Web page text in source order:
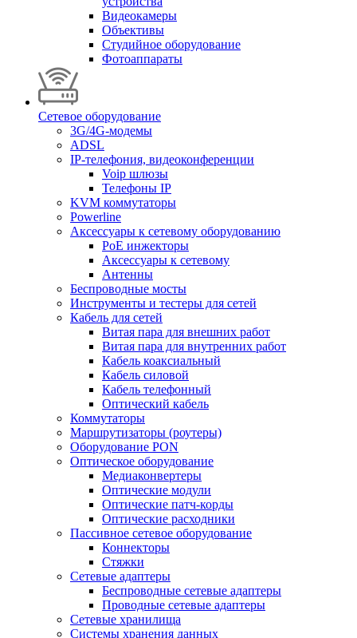
Видеокамеры
Объективы
Студийное оборудование
Фотоаппараты
Сетевое оборудование
3G/4G-модемы
ADSL
IP-телефония, видеоконференции
Voip шлюзы
Телефоны IP
KVM коммутаторы
Powerline
Аксессуары к сетевому оборудованию
PoE инжекторы
Аксессуары к сетевому
Антенны
Беспроводные мосты
Инструменты и тестеры для сетей
Кабель для сетей
Витая пара для внешних работ
Витая пара для внутренних работ
Кабель коаксиальный
Кабель силовой
Кабель телефонный
Оптический кабель
Коммутаторы
Маршрутизаторы (роутеры)
Оборудование PON
Оптическое оборудование
Медиаконвертеры
Оптические модули
Оптические патч-корды
Оптические расходники
Пассивное сетевое оборудование
Коннекторы
Стяжки
Сетевые адаптеры
Беспроводные сетевые адаптеры
Проводные сетевые адаптеры
Сетевые хранилища
Системы хранения данных